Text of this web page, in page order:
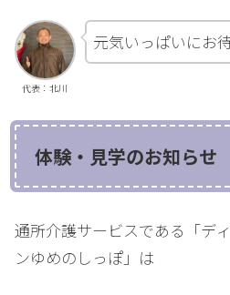
代表：北川
元気いっぱいにお
体験・見学のお知らせ
通所介護サービスである「デ
ンゆめのしっぽ」は